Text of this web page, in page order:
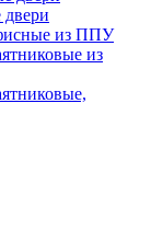
двери
из ППУ
из